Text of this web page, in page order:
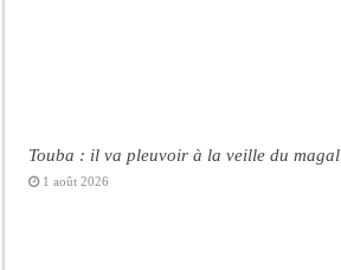
Touba : il va pleuvoir à la veille du magal
1 août 2026